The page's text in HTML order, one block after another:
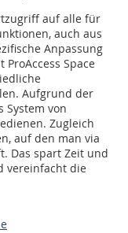
auf alle für
auch aus
Anpassung
Space
Aufgrund der
System von
Zugleich
auf den man via
Das spart Zeit und
vereinfacht die